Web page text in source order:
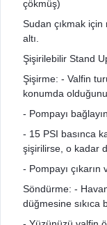
çökmüş)
Sudan çıkmak
altı.
Şişirilebilir Stand
Şişirme: - Valfin
konumda
- Pompayı bağlayın.
- 15 PSI basınca
şişirilirse, o kadar
- Pompayı çıkarın
Söndürme: -
düğmesine sıkıca